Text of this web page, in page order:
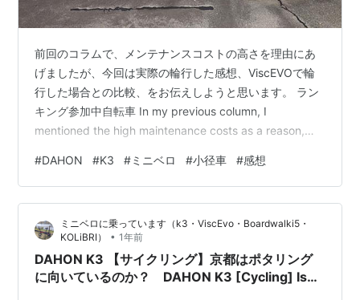
前回のコラムで、メンテナンスコストの高さを理由にあ
げましたが、今回は実際の輪行した感想、ViscEVOで輪
行した場合との比較、をお伝えしようと思います。 ラン
キング参加中自転車 In my previous column, I
mentioned the high maintenance costs as a reason,
actually transporting my bike and compare it to
transporting it with a ViscEVO. 理由…
#DAHON #K3 #ミニベロ #小径車 #感想
ミニベロに乗っています（k3・ViscEvo・Boardwalki5・
KOLiBRI）
• 1年前
DAHON K3 【サイクリング】京都はポタリング
に向いているのか？ DAHON K3 [Cycling] Is